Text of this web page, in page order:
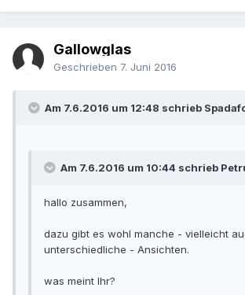
Gallowglas
Geschrieben 7. Juni 2016
Am 7.6.2016 um 12:48 schrieb
Am 7.6.2016 um 10:44 schrieb
hallo zusammen,
dazu gibt es wohl manche - vielleicht
unterschiedliche - Ansichten.
was meint Ihr?